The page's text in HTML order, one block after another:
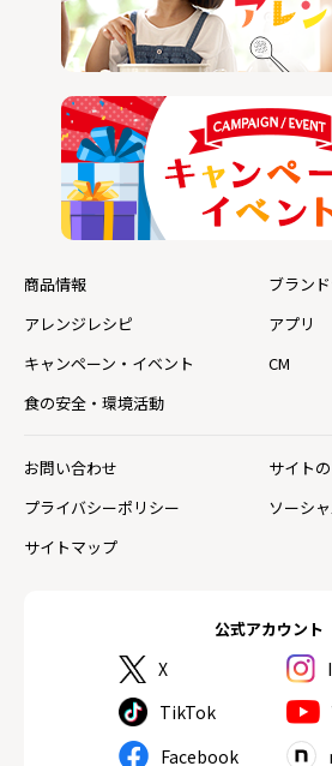
公式アカウント
X
TikTok
Facebook
商品情報
ブラン
アレンジレシピ
アプリ
キャンペーン・イベント
CM
食の安全・環境活動
お問い合わせ
サイト
プライバシーポリシー
ソーシ
サイトマップ